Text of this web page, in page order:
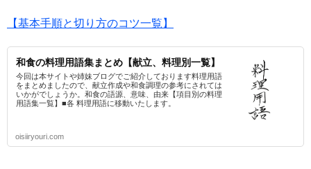
【基本手順と切り方のコツ一覧】
和食の料理用語集まとめ【献立、料理別一覧】
今回は本サイトや姉妹ブログでご紹介しております料理用語
をまとめましたので、献立作成や和食調理の参考にされては
いかがでしょうか。和食の語源、意味、由来【項目別の料理
用語集一覧】■各 料理用語に移動いたします。
oisiiryouri.com